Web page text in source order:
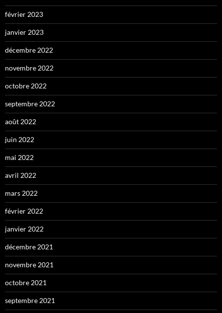
février 2023
janvier 2023
décembre 2022
novembre 2022
octobre 2022
septembre 2022
août 2022
juin 2022
mai 2022
avril 2022
mars 2022
février 2022
janvier 2022
décembre 2021
novembre 2021
octobre 2021
septembre 2021